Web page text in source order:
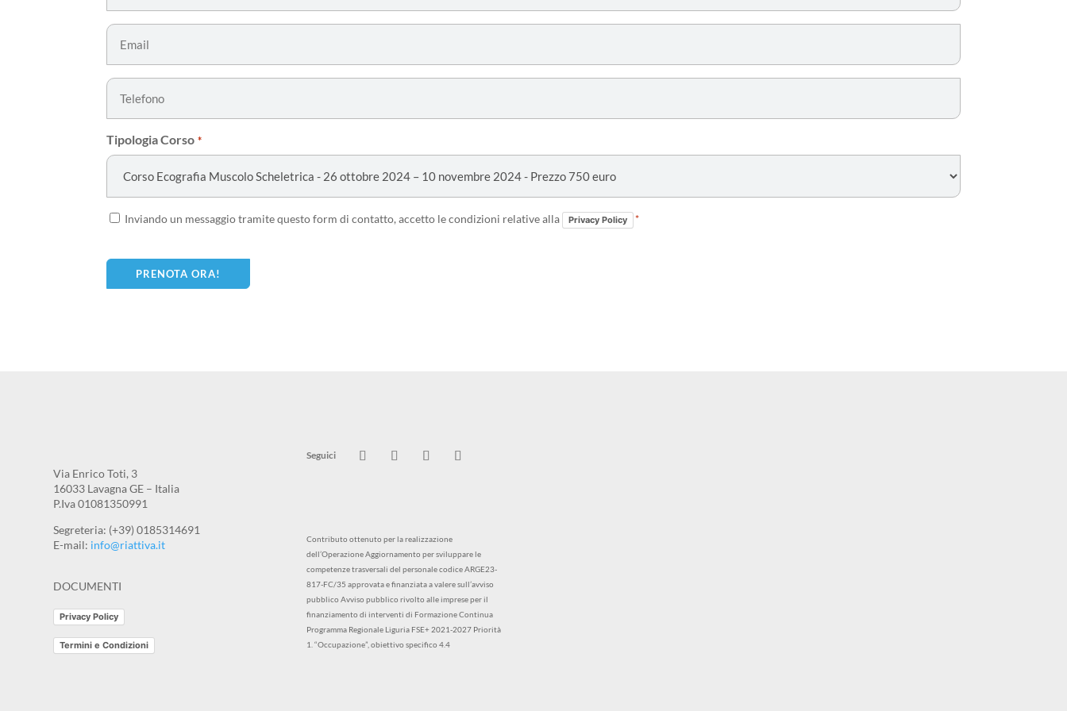
Email
Telefono
Tipologia Corso *
Consenso
Inviando un messaggio tramite questo form di contatto, accetto le condizioni relative alla Privacy Policy *
Via Enrico Toti, 3
16033 Lavagna GE – Italia
P.Iva 01081350991
Segreteria: (+39) 0185314691
E-mail: info@riattiva.it
DOCUMENTI
Privacy Policy
Termini e Condizioni
Contributo ottenuto per la realizzazione
dell’Operazione Aggiornamento per sviluppare le
competenze trasversali del personale codice ARGE23-
817-FC/35 approvata e finanziata a valere sull’avviso
pubblico Avviso pubblico rivolto alle imprese per il
finanziamento di interventi di Formazione Continua
Programma Regionale Liguria FSE+ 2021-2027 Priorità
1. “Occupazione”, obiettivo specifico 4.4